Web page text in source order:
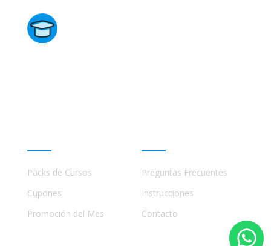
Packs de Cursos
Cupones
Promoción del Mes
Preguntas Frecuentes
Instrucciones
Contacto